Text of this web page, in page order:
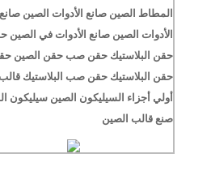
المطاط الصين صانع الأدوات الصين
الأدوات الصين صانع الأدوات في الصين
حقن البلاستيك حقن صب حقن الصين
حقن البلاستيك حقن صب البلاستيك
أولي أجزاء السيليكون الصين سيليكون
صنع قالب الصين